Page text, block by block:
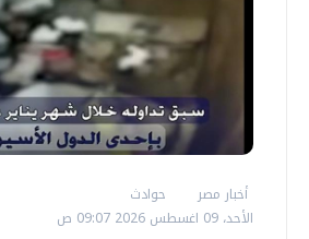
أخبار مصر
حوادث
الأحد، 09 اغسطس 2026 09:07 ص